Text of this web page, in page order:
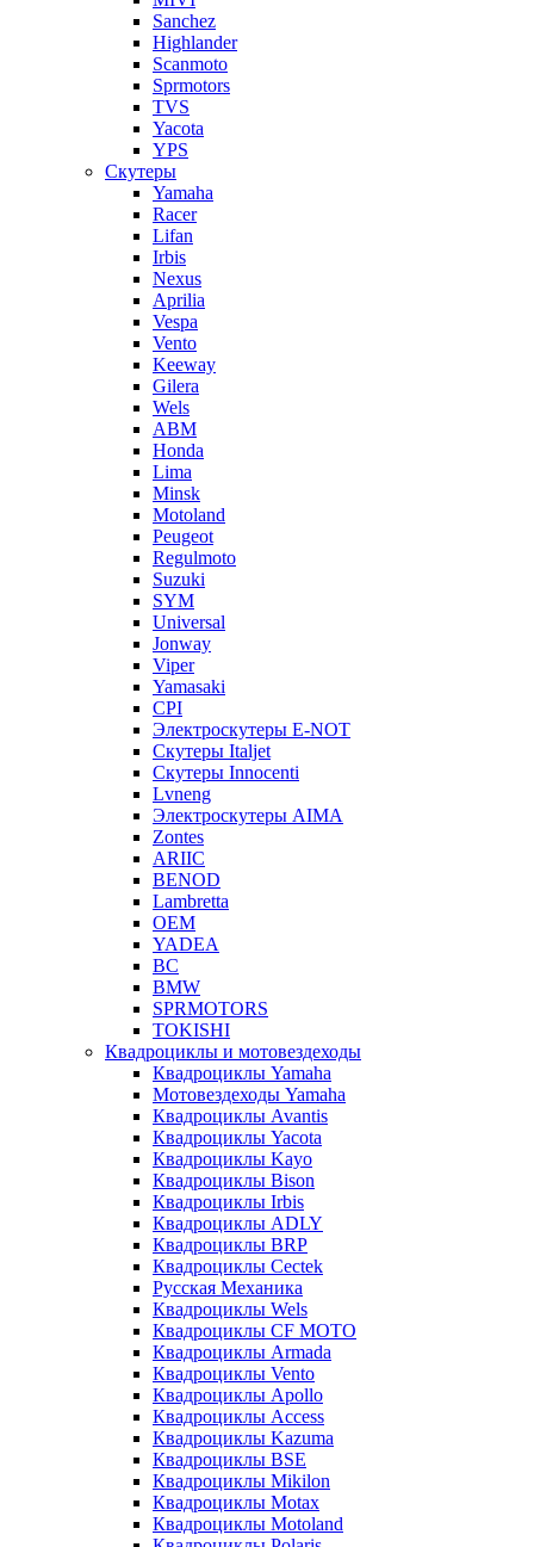
Sanchez
Highlander
Scanmoto
Sprmotors
TVS
Yacota
YPS
Скутеры
Yamaha
Racer
Lifan
Irbis
Nexus
Aprilia
Vespa
Vento
Keeway
Gilera
Wels
ABM
Honda
Lima
Minsk
Motoland
Peugeot
Regulmoto
Suzuki
SYM
Universal
Jonway
Viper
Yamasaki
CPI
Электроскутеры E-NOT
Скутеры Italjet
Скутеры Innocenti
Lvneng
Электроскутеры AIMA
Zontes
ARIIC
BENOD
Lambretta
OEM
YADEA
BC
BMW
SPRMOTORS
TOKISHI
Квадроциклы и мотовездеходы
Квадроциклы Yamaha
Мотовездеходы Yamaha
Квадроциклы Avantis
Квадроциклы Yacota
Квадроциклы Kayo
Квадроциклы Bison
Квадроциклы Irbis
Квадроциклы ADLY
Квадроциклы BRP
Квадроциклы Cectek
Русская Механика
Квадроциклы Wels
Квадроциклы CF MOTO
Квадроциклы Armada
Квадроциклы Vento
Квадроциклы Apollo
Квадроциклы Access
Квадроциклы Kazuma
Квадроциклы BSE
Квадроциклы Mikilon
Квадроциклы Motax
Квадроциклы Motoland